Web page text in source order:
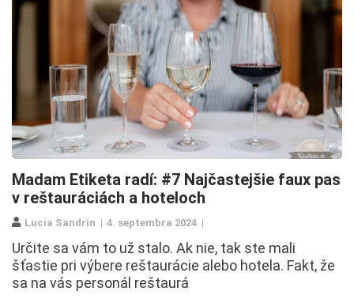
Madam Etiketa radí: #7 Najčastejšie faux pas
v reštauráciách a hoteloch
Lucia Sandrin 4. septembra 2024
Určite sa vám to už stalo. Ak nie, tak ste mali
šťastie pri výbere reštaurácie alebo hotela. Fakt, že
sa na vás personál reštaurá